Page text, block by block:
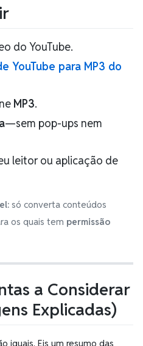
do YouTube.
YouTube para MP3 do
MP3.
—sem pop-ups nem
leitor ou aplicação de
só converta conteúdos
os quais tem permissão
a Considerar
Explicadas)
iguais. Eis um resumo das